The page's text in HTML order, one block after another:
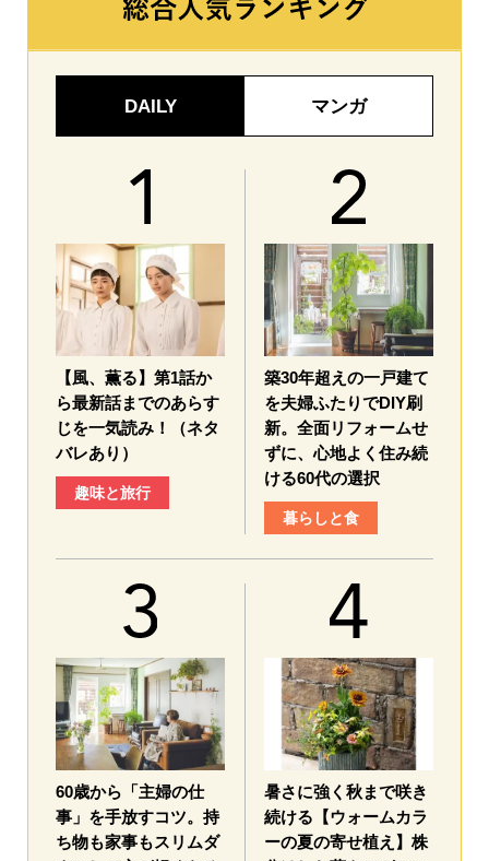
DAILY マンガ
【風、薫る】第1話か
ら最新話までのあらす
じを一気読み！（ネタ
バレあり）
趣味と旅行
築30年超えの一戸建て
を夫婦ふたりでDIY刷
新。全面リフォームせ
ずに、心地よく住み続
ける60代の選択
暮らしと食
60歳から「主婦の仕
事」を手放すコツ。持
ち物も家事もスリムダ
暑さに強く秋まで咲き
続ける【ウォームカラ
ーの夏の寄せ植え】株